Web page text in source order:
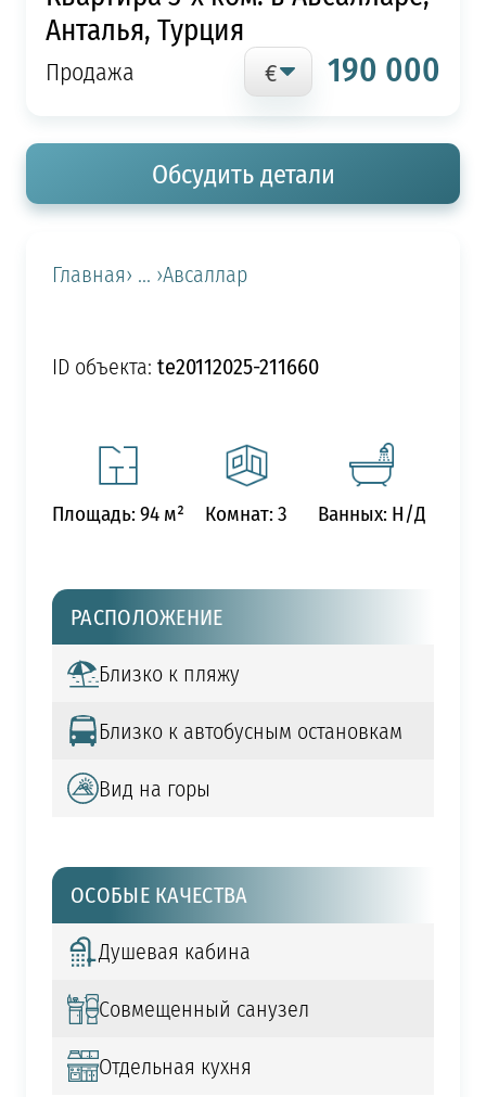
Анталья, Турция
Продажа 190 000
Обсудить детали
Главная› ... ›Авсаллар
ID объекта: te20112025-211660
Площадь: 94 м² Комнат: 3 Ванных: Н/Д
РАСПОЛОЖЕНИЕ
Близко к пляжу
Близко к автобусным остановкам
Вид на горы
ОСОБЫЕ КАЧЕСТВА
Душевая кабина
Совмещенный санузел
Отдельная кухня